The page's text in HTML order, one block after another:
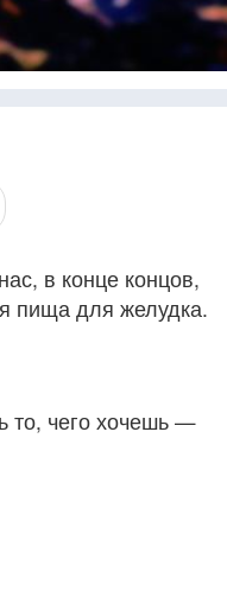
в конце концов,
пища для желудка.
то, чего хочешь —